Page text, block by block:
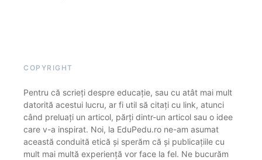
COPYRIGHT
Pentru că scrieți despre educație, sau cu atât mai mult
datorită acestui lucru, ar fi util să citați cu link, atunci
când preluați un articol, părți dintr-un articol sau o idee
care v-a inspirat. Noi, la EduPedu.ro ne-am asumat
această conduită etică și sperăm că și publicațiile cu
mult mai multă experiență vor face la fel. Ne bucurăm